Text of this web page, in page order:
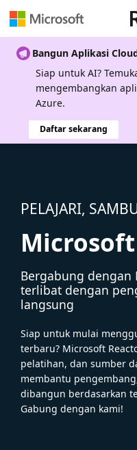
Bangun Aplikasi
Siap untuk AI?
mengembangkan
Azure.
Daftar sekarang
PELAJARI,
Bergabung dengan
terlibat dengan
langsung
Siap untuk mulai
terbaru? Microsoft
pelatihan, dan sumber
membantu
dibangun berdasarkan
Gabung dengan kami!